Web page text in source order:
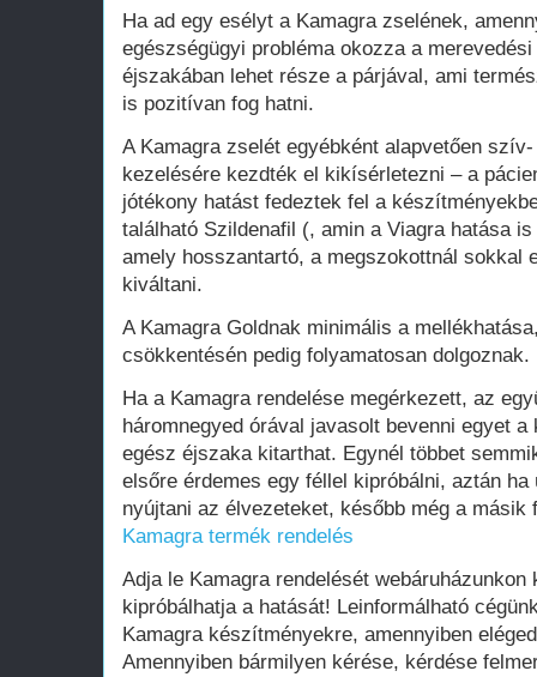
Ha ad egy esélyt a Kamagra zselének,
egészségügyi probléma okozza a
éjszakában lehet része a párjával, ami
is pozitívan fog hatni.
A Kamagra zselét egyébként alapvetően
kezelésére kezdték el kikísérletezni – a
jótékony hatást fedeztek fel a
található Szildenafil (, amin a Viagra hatása
amely hosszantartó, a megszokottnál sokkal
kiváltani.
A Kamagra Goldnak minimális a
csökkentésén pedig folyamatosan dolgoznak.
Ha a Kamagra rendelése megérkezett, az
háromnegyed órával javasolt bevenni egyet
egész éjszaka kitarthat. Egynél többet
elsőre érdemes egy féllel kipróbálni, aztán
nyújtani az élvezeteket, később még a másik
Kamagra termék rendelés
Adja le Kamagra rendelését
kipróbálhatja a hatását! Leinformálható
Kamagra készítményekre, amennyiben
Amennyiben bármilyen kérése, kérdése